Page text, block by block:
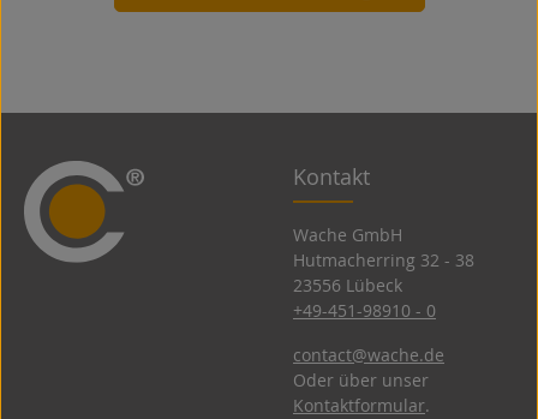
Kontakt
Wache GmbH
Hutmacherring 32 ­- 38
23556 Lübeck
+49-451-98910 - 0
contact@wache.de
Oder über unser
Kontaktformular.